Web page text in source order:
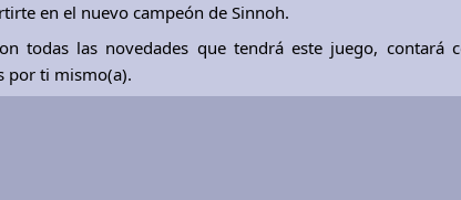
en el nuevo campeón de Sinnoh.
todas las novedades que tendrá este juego,
por ti mismo(a).